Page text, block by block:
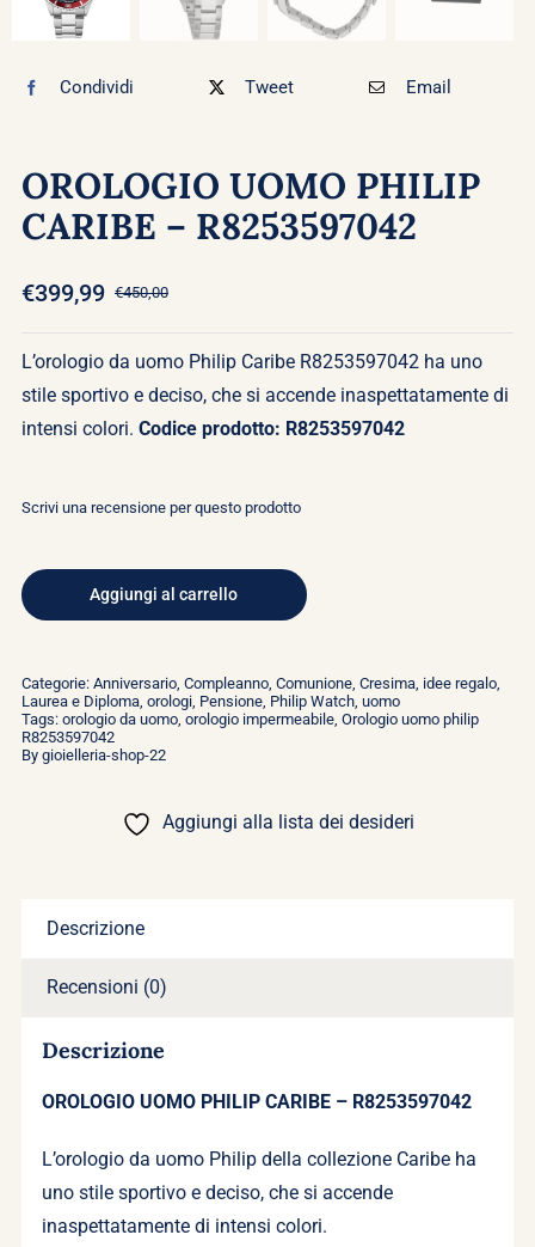
Condividi Tweet Email
OROLOGIO UOMO PHILIP
CARIBE – R8253597042
€450,00Il
originale
era:
€450,00.
€399,99
Il
attuale
è:
€399,99.
L’orologio da uomo Philip Caribe R8253597042 ha uno
stile sportivo e deciso, che si accende inaspettatamente di
intensi colori. Codice prodotto: R8253597042
Scrivi una recensione per questo prodotto
UOMO
PHILIP
-
R8253597042
quantità
Aggiungi al carrello
Categorie: Anniversario, Compleanno, Comunione, Cresima, idee regalo,
Laurea e Diploma, orologi, Pensione, Philip Watch, uomo
Tags: orologio da uomo, orologio impermeabile, Orologio uomo philip
R8253597042
By gioielleria-shop-22
Aggiungi alla lista dei desideri
Descrizione
Recensioni (0)
Descrizione
OROLOGIO UOMO PHILIP CARIBE – R8253597042
L’orologio da uomo Philip della collezione Caribe ha
uno stile sportivo e deciso, che si accende
inaspettatamente di intensi colori.